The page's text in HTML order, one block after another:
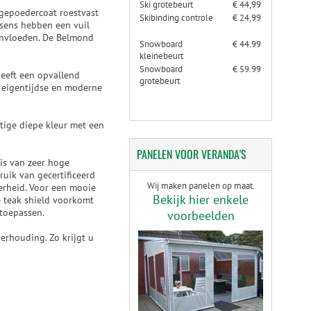
roestvast
hebben een vuil
De Belmond
een opvallend
en moderne
diepe kleur met een
van zeer hoge
van gecertificeerd
Voor een mooie
teak shield voorkomt
Zo krijgt u
Ski grotebeurt
€ 44,99
Skibinding controle
€ 24,99
Snowboard
kleinebeurt
€ 44.99
Snowboard
grotebeurt
€ 59.99
PANELENVOOR VERANDA'S
Wij maken panelen op maat.
Bekijk hier enkele
voorbeelden